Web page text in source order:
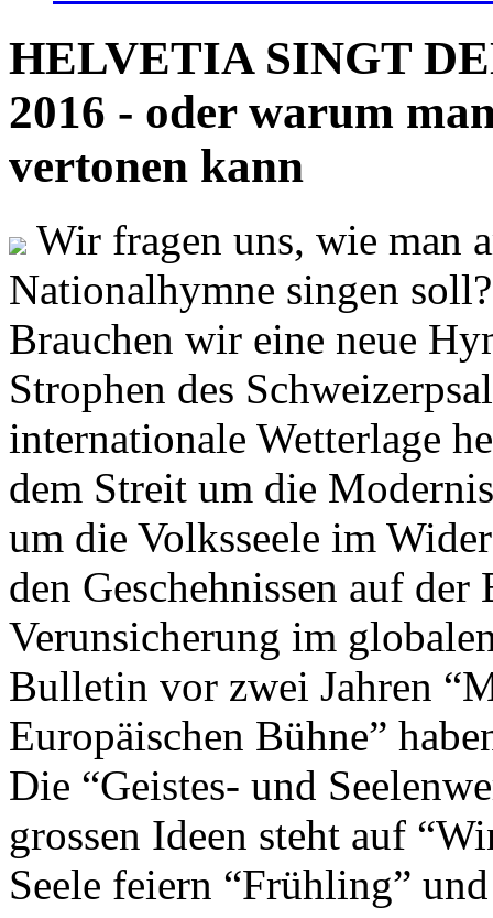
HELVETIA SINGT
2016 - oder warum
vertonen kann
Wir fragen uns, wie man
Nationalhymne singen
Brauchen wir eine neue
Strophen des
internationale Wetterlage
dem Streit um die
um die Volksseele im
den Geschehnissen auf
Verunsicherung im
Bulletin vor zwei Jahren
Europäischen Bühne”
Die “Geistes- und
grossen Ideen steht auf
Seele feiern “Frühling”